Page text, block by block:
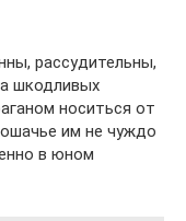
рассудительны,
шкодливых
носиться от
им не чуждо
в юном